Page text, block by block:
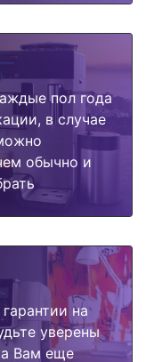
пол года
в случае
обычно и
на
уверены
Вам еще